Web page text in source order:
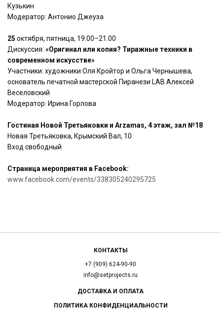
Кузькин
Модератор: Антонио Джеуза
25 октября, пятница, 19.00–21.00
Дискуссия: «Оригинал или копия? Тиражные техники в
современном искусстве»
Участники: художники Оля Кройтор и Ольга Чернышева,
основатель печатной мастерской Пиранези LAB Алексей
Веселовский
Модератор: Ирина Горлова
Гостиная Новой Третьяковки и Arzamas, 4 этаж, зал №18
Новая Третьяковка, Крымский Вал, 10
Вход свободный
Страница мероприятия в Facebook:
www.facebook.com/events/338305240295725
КОНТАКТЫ
+7 (909) 624-90-90
info@setprojects.ru
ДОСТАВКА И ОПЛАТА
ПОЛИТИКА КОНФИДЕНЦИАЛЬНОСТИ